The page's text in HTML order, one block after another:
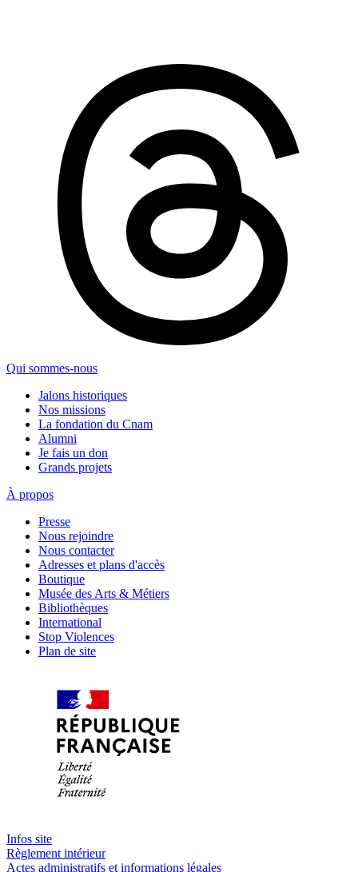
Qui sommes-nous
Jalons historiques
Nos missions
La fondation du Cnam
Alumni
Je fais un don
Grands projets
À propos
Presse
Nous rejoindre
Nous contacter
Adresses et plans d'accès
Boutique
Musée des Arts & Métiers
Bibliothèques
International
Stop Violences
Plan de site
Infos site
Règlement intérieur
Actes administratifs et informations légales